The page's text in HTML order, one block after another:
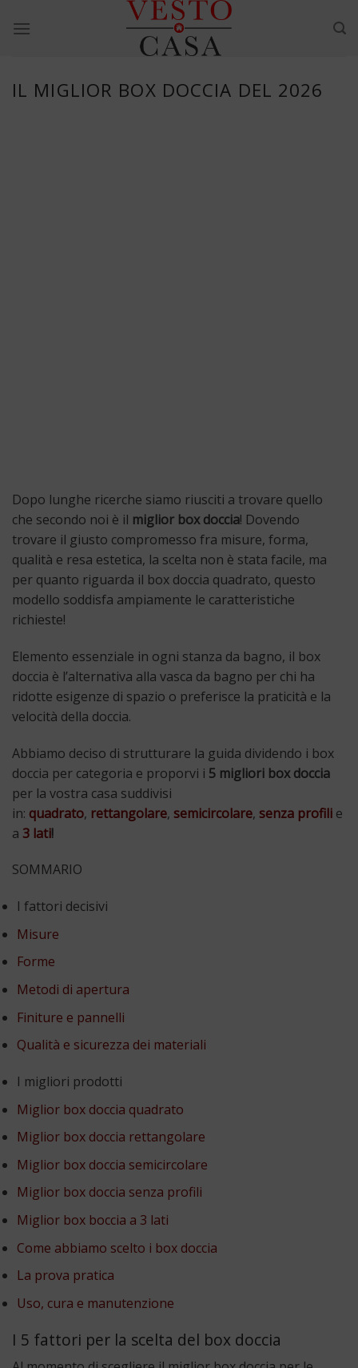
IL MIGLIOR BOX DOCCIA DEL 2026
Dopo lunghe ricerche siamo riusciti a trovare quello
che secondo noi è il miglior box doccia! Dovendo
trovare il giusto compromesso fra misure, forma,
qualità e resa estetica, la scelta non è stata facile, ma
per quanto riguarda il box doccia quadrato, questo
modello soddisfa ampiamente le caratteristiche
richieste!
Elemento essenziale in ogni stanza da bagno, il box
doccia è l’alternativa alla vasca da bagno per chi ha
ridotte esigenze di spazio o preferisce la praticità e la
velocità della doccia.
Abbiamo deciso di strutturare la guida dividendo i box
doccia per categoria e proporvi i 5 migliori box doccia
per la vostra casa suddivisi
in: quadrato, rettangolare, semicircolare, senza profili e
a 3 lati!
SOMMARIO
I fattori decisivi
Misure
Forme
Metodi di apertura
Finiture e pannelli
Qualità e sicurezza dei materiali
I migliori prodotti
Miglior box doccia quadrato
Miglior box doccia rettangolare
Miglior box doccia semicircolare
Miglior box doccia senza profili
Miglior box boccia a 3 lati
Come abbiamo scelto i box doccia
La prova pratica
Uso, cura e manutenzione
I 5 fattori per la scelta del box doccia